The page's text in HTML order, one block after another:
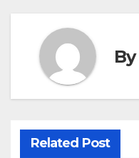
By
Related Post